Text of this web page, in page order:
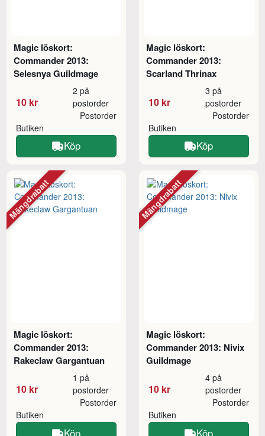
Magic löskort:
Commander 2013:
Selesnya Guildmage
10 kr
2 på
postorder
Butiken
Postorder
Köp
Magic löskort:
Commander 2013:
Scarland Thrinax
10 kr
3 på
postorder
Butiken
Postorder
Köp
Magic löskort:
Commander 2013:
Rakeclaw Gargantuan
10 kr
1 på
postorder
Butiken
Postorder
Köp
Mängdrabatt
Magic löskort:
Commander 2013: Nivix
Guildmage
10 kr
4 på
postorder
Butiken
Postorder
Köp
Mängdrabatt